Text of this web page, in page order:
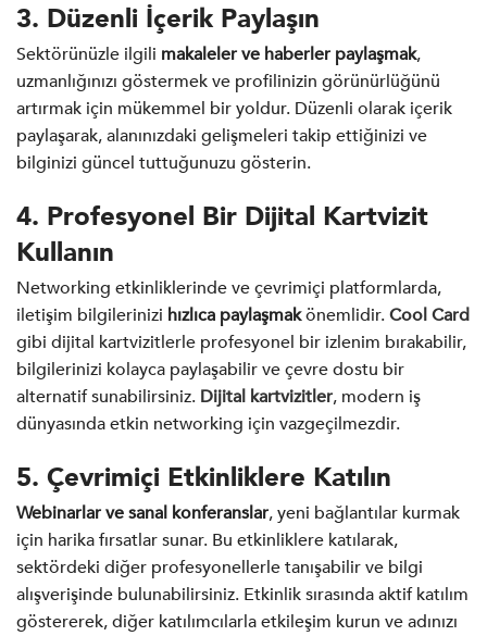
3. Düzenli İçerik Paylaşın
Sektörünüzle ilgili makaleler ve haberler paylaşmak,
uzmanlığınızı göstermek ve profilinizin görünürlüğünü
artırmak için mükemmel bir yoldur. Düzenli olarak içerik
paylaşarak, alanınızdaki gelişmeleri takip ettiğinizi ve
bilginizi güncel tuttuğunuzu gösterin.
4. Profesyonel Bir Dijital Kartvizit
Kullanın
Networking etkinliklerinde ve çevrimiçi platformlarda,
iletişim bilgilerinizi hızlıca paylaşmakönemlidir.Cool Card
gibi dijital kartvizitlerle profesyonel bir izlenim bırakabilir,
bilgilerinizi kolayca paylaşabilir ve çevre dostu bir
alternatif sunabilirsiniz. Dijital kartvizitler, modern iş
dünyasında etkin networking için vazgeçilmezdir.
5. Çevrimiçi Etkinliklere Katılın
Webinarlar ve sanal konferanslar, yeni bağlantılar kurmak
için harika fırsatlar sunar. Bu etkinliklere katılarak,
sektördeki diğer profesyonellerle tanışabilir ve bilgi
alışverişinde bulunabilirsiniz. Etkinlik sırasında aktif katılım
göstererek, diğer katılımcılarla etkileşim kurun ve adınızı